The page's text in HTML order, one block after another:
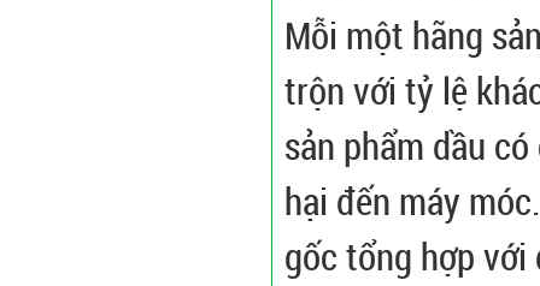
Mỗi một hãng
trộn với tỷ lệ
sản phẩm dầu
hại đến máy
gốc tổng hợp với